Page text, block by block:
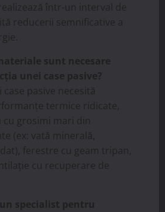
într-un interval de
reducerii semnificative a
sunt necesare
unei case pasive?
pasive necesită
termice ridicate,
cu grosimi mari din
(ex: vată minerală,
ferestre cu geam tripan,
cu recuperare de
specialist pentru